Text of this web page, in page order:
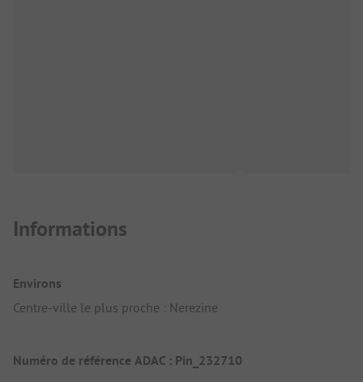
Informations
Environs
Centre-ville le plus proche : Nerezine
Numéro de référence ADAC : Pin_232710